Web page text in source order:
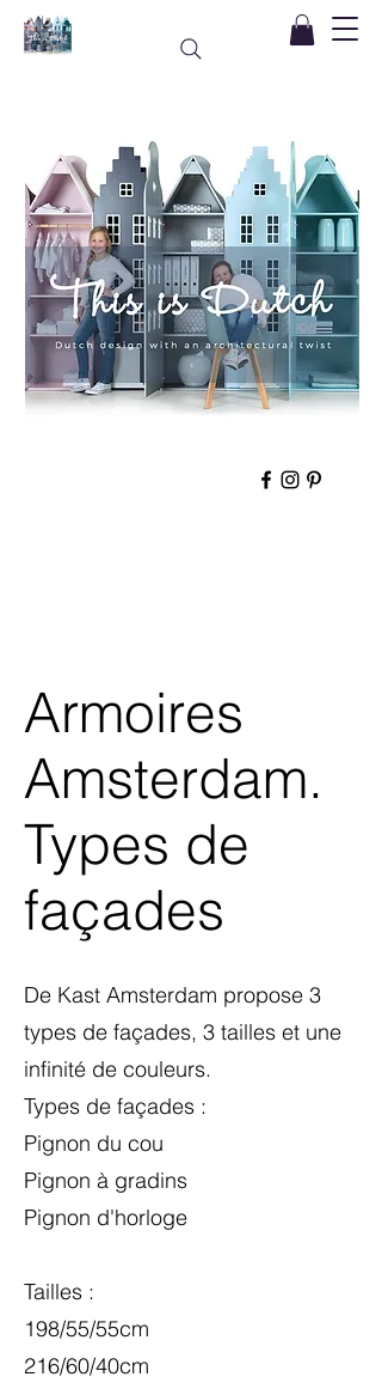
Armoires
Amsterdam.
Types de
façades
De Kast Amsterdam propose 3
types de façades, 3 tailles et une
infinité de couleurs.
Types de façades :
Pignon du cou
Pignon à gradins
Pignon d'horloge
Tailles :
198/55/55cm
216/60/40cm